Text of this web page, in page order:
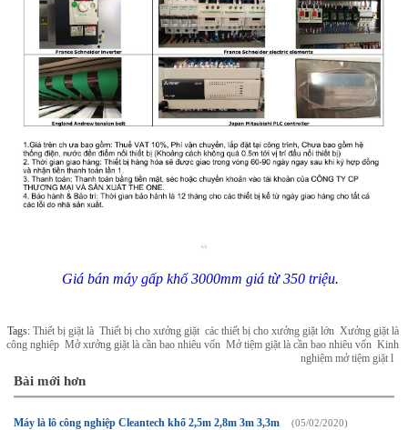
Giá bán máy gấp khổ 3000mm giá từ 350 triệu.
Tags: Thiết bị giặt là Thiết bị cho xưởng giặt các thiết bị cho xưởng giặt lớn Xưởng giặt là
công nghiệp Mở xưởng giặt là cần bao nhiêu vốn Mở tiệm giặt là cần bao nhiêu vốn Kinh
nghiệm mở tiệm giặt l
Bài mới hơn
Máy là lô công nghiệp Cleantech khổ 2,5m 2,8m 3m 3,3m (05/02/2020)